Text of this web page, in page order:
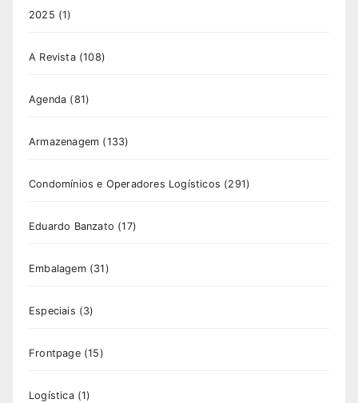
2025 (1)
A Revista(108)
Agenda (81)
Armazenagem (133)
Condomínios e Operadores Logísticos (291)
Eduardo Banzato (17)
Embalagem(31)
Especiais (3)
Frontpage(15)
Logística(1)